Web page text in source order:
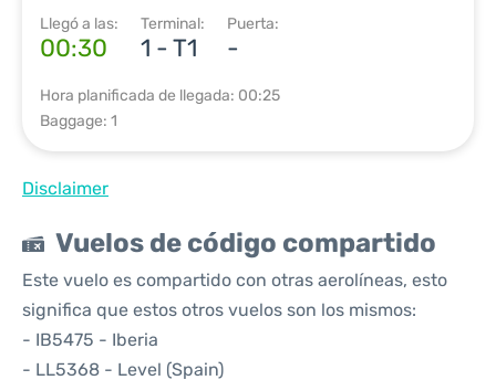
Llegó a las:
00:30
Terminal:
1 - T1
Puerta:
-
Hora planificada de llegada: 00:25
Baggage: 1
Disclaimer
Vuelos de código compartido
Este vuelo es compartido con otras aerolíneas, esto
significa que estos otros vuelos son los mismos:
- IB5475 - Iberia
- LL5368 - Level (Spain)